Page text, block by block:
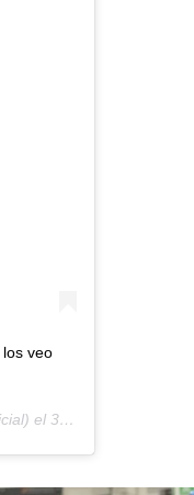
veo
el 30 Jul, 2020 a las 5:12 PDT